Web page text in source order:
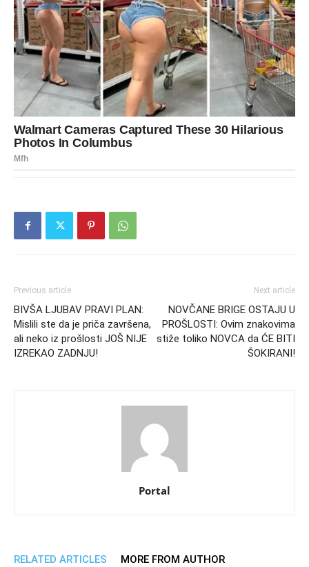
Previous article
BIVŠA LJUBAV PRAVI PLAN:
Mislili ste da je priča završena,
ali neko iz prošlosti JOŠ NIJE
IZREKAO ZADNJU!
Next article
NOVČANE BRIGE OSTAJU U
PROŠLOSTI: Ovim znakovima
stiže toliko NOVCA da ĆE BITI
ŠOKIRANI!
Portal
RELATED ARTICLES MORE FROM AUTHOR